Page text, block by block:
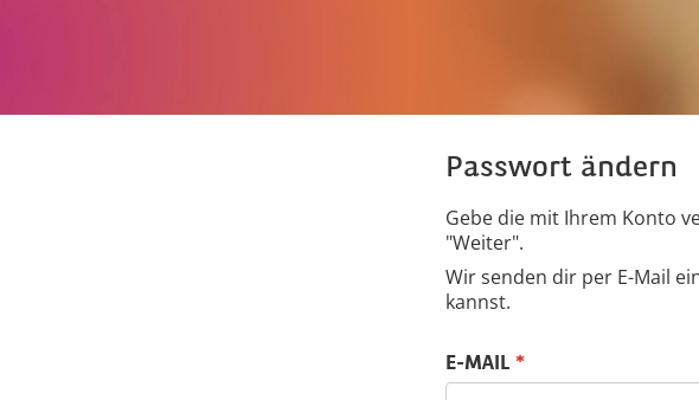
Passwort ändern
Gebe die mit Ihrem Konto
"Weiter".
Wir senden dir per E-Mail
kannst.
Passwort mit deiner E-Mail
E-MAIL *